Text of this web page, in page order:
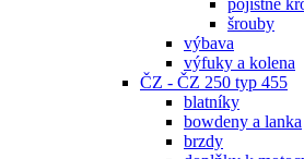
šrouby
výbava
výfuky a kolena
ČZ - ČZ 250 typ 455
blatníky
bowdeny a lanka
brzdy